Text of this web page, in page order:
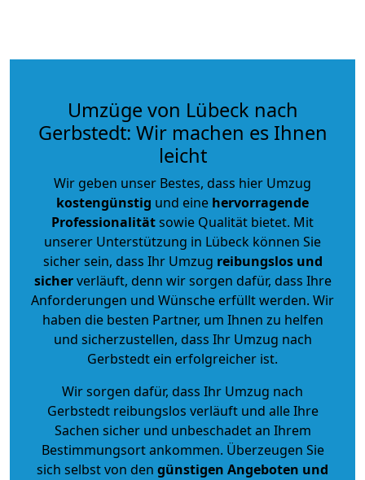
Umzüge von Lübeck nach
Gerbstedt: Wir machen es Ihnen
leicht
Wir geben unser Bestes, dass hier Umzug
kostengünstig und eine hervorragende
Professionalitätsowie Qualität bietet. Mit
unserer Unterstützung in Lübeck können Sie
sicher sein, dass Ihr Umzug reibungslos und
sicherverläuft, denn wir sorgen dafür, dass Ihre
Anforderungen und Wünsche erfüllt werden. Wir
haben die besten Partner, um Ihnen zu helfen
und sicherzustellen, dass Ihr Umzug nach
Gerbstedt ein erfolgreicher ist.
Wir sorgen dafür, dass Ihr Umzug nach
Gerbstedt reibungslos verläuft und alle Ihre
Sachen sicher und unbeschadet an Ihrem
Bestimmungsort ankommen. Überzeugen Sie
sich selbst von den günstigen Angeboten und